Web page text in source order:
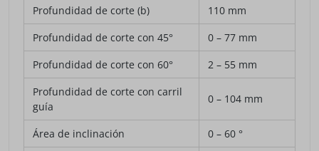
Profundidad de corte (b)
110 mm
Profundidad de corte con 45°
0 – 77 mm
Profundidad de corte con 60°
2 – 55 mm
Profundidad de corte con carril
guía
0 – 104 mm
Área de inclinación 0 – 60 °